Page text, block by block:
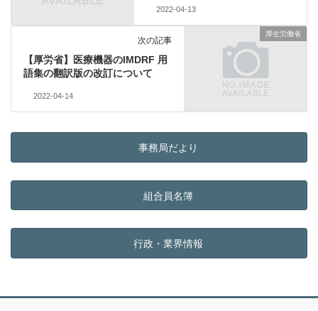
2022-04-13
厚生労働省
次の記事
【厚労省】医療機器のIMDRF 用
語集の翻訳版の改訂について
2022-04-14
事務局だより
組合員名簿
行政・業界情報